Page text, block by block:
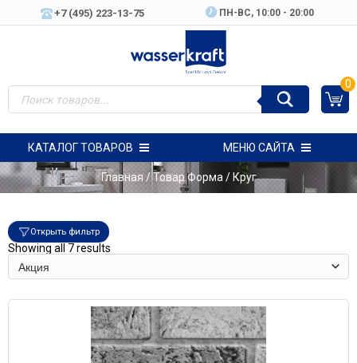
+7 (495) 223-13-75 ПН-ВC, 10:00 - 20:00
0
КАТАЛОГ ТОВАРОВ МЕНЮ САЙТА
Главная/ Товар Форма / Круг
Открыть фильтр
Showing all 7 results